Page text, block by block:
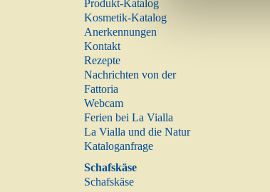
Produkt-Katalog
Kosmetik-Katalog
Anerkennungen
Kontakt
Rezepte
Nachrichten von der
Fattoria
Webcam
Ferien bei La Vialla
La Vialla und die Natur
Kataloganfrage
Schafskäse
Schafskäse